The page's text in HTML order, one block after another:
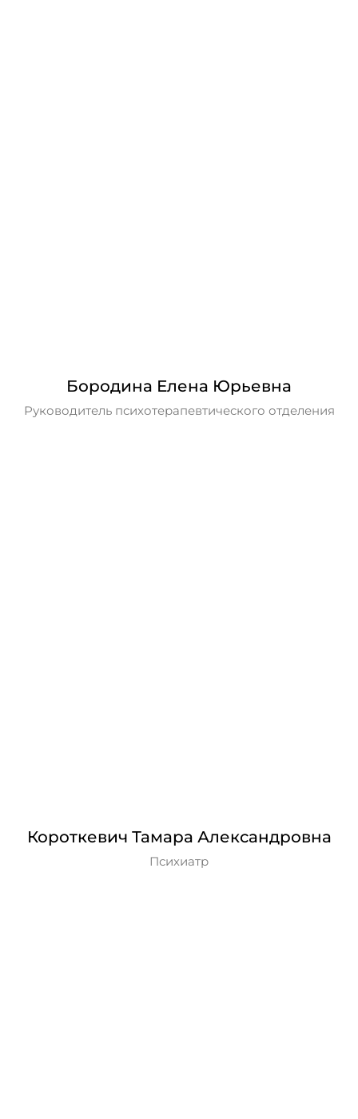
Бородина Елена Юрьевна
Руководитель психотерапевтического отделения
Короткевич Тамара Александровна
Психиатр